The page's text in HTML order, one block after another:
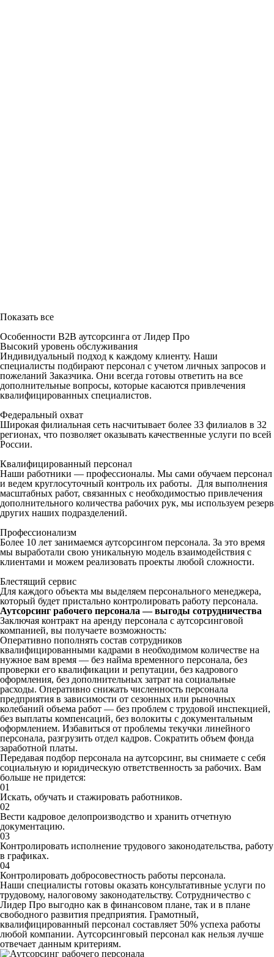
Показать все
Особенности B2B аутсорсинга от Лидер Про
Высокий уровень обслуживания
Индивидуальный подход к каждому клиенту. Наши
специалисты подбирают персонал с учетом личных запросов и
пожеланий Заказчика. Они всегда готовы ответить на все
дополнительные вопросы, которые касаются привлечения
квалифицированных специалистов.
Федеральный охват
Широкая филиальная сеть насчитывает более 33 филиалов в 32
регионах, что позволяет оказывать качественные услуги по всей
России.
Квалифицированный персонал
Наши работники — профессионалы. Мы сами обучаем персонал
и ведем круглосуточный контроль их работы. Для выполнения
масштабных работ, связанных с необходимостью привлечения
дополнительного количества рабочих рук, мы используем резерв
других наших подразделений.
Профессионализм
Более 10 лет занимаемся аутсорсингом персонала. За это время
мы выработали свою уникальную модель взаимодействия с
клиентами и можем реализовать проекты любой сложности.
Блестящий сервис
Для каждого объекта мы выделяем персонального менеджера,
который будет пристально контролировать работу персонала.
Аутсорсинг рабочего персонала — выгоды сотрудничества
Заключая контракт на аренду персонала с аутсорсинговой
компанией, вы получаете возможность:
Оперативно пополнять состав сотрудников
квалифицированными кадрами в необходимом количестве на
нужное вам время — без найма временного персонала, без
проверки его квалификации и репутации, без кадрового
оформления, без дополнительных затрат на социальные
расходы. Оперативно снижать численность персонала
предприятия в зависимости от сезонных или рыночных
колебаний объема работ — без проблем с трудовой инспекцией,
без выплаты компенсаций, без волокиты с документальным
оформлением. Избавиться от проблемы текучки линейного
персонала, разгрузить отдел кадров. Сократить объем фонда
заработной платы.
Передавая подбор персонала на аутсорсинг, вы снимаете с себя
социальную и юридическую ответственность за рабочих. Вам
больше не придется:
01
Искать, обучать и стажировать работников.
02
Вести кадровое делопроизводство и хранить отчетную
документацию.
03
Контролировать исполнение трудового законодательства, работу
в графиках.
04
Контролировать добросовестность работы персонала.
Наши специалисты готовы оказать консультативные услуги по
трудовому, налоговому законодательству. Сотрудничество с
Лидер Про выгодно как в финансовом плане, так и в плане
свободного развития предприятия. Грамотный,
квалифицированный персонал составляет 50% успеха работы
любой компании. Аутсорсинговый персонал как нельзя лучше
отвечает данным критериям.